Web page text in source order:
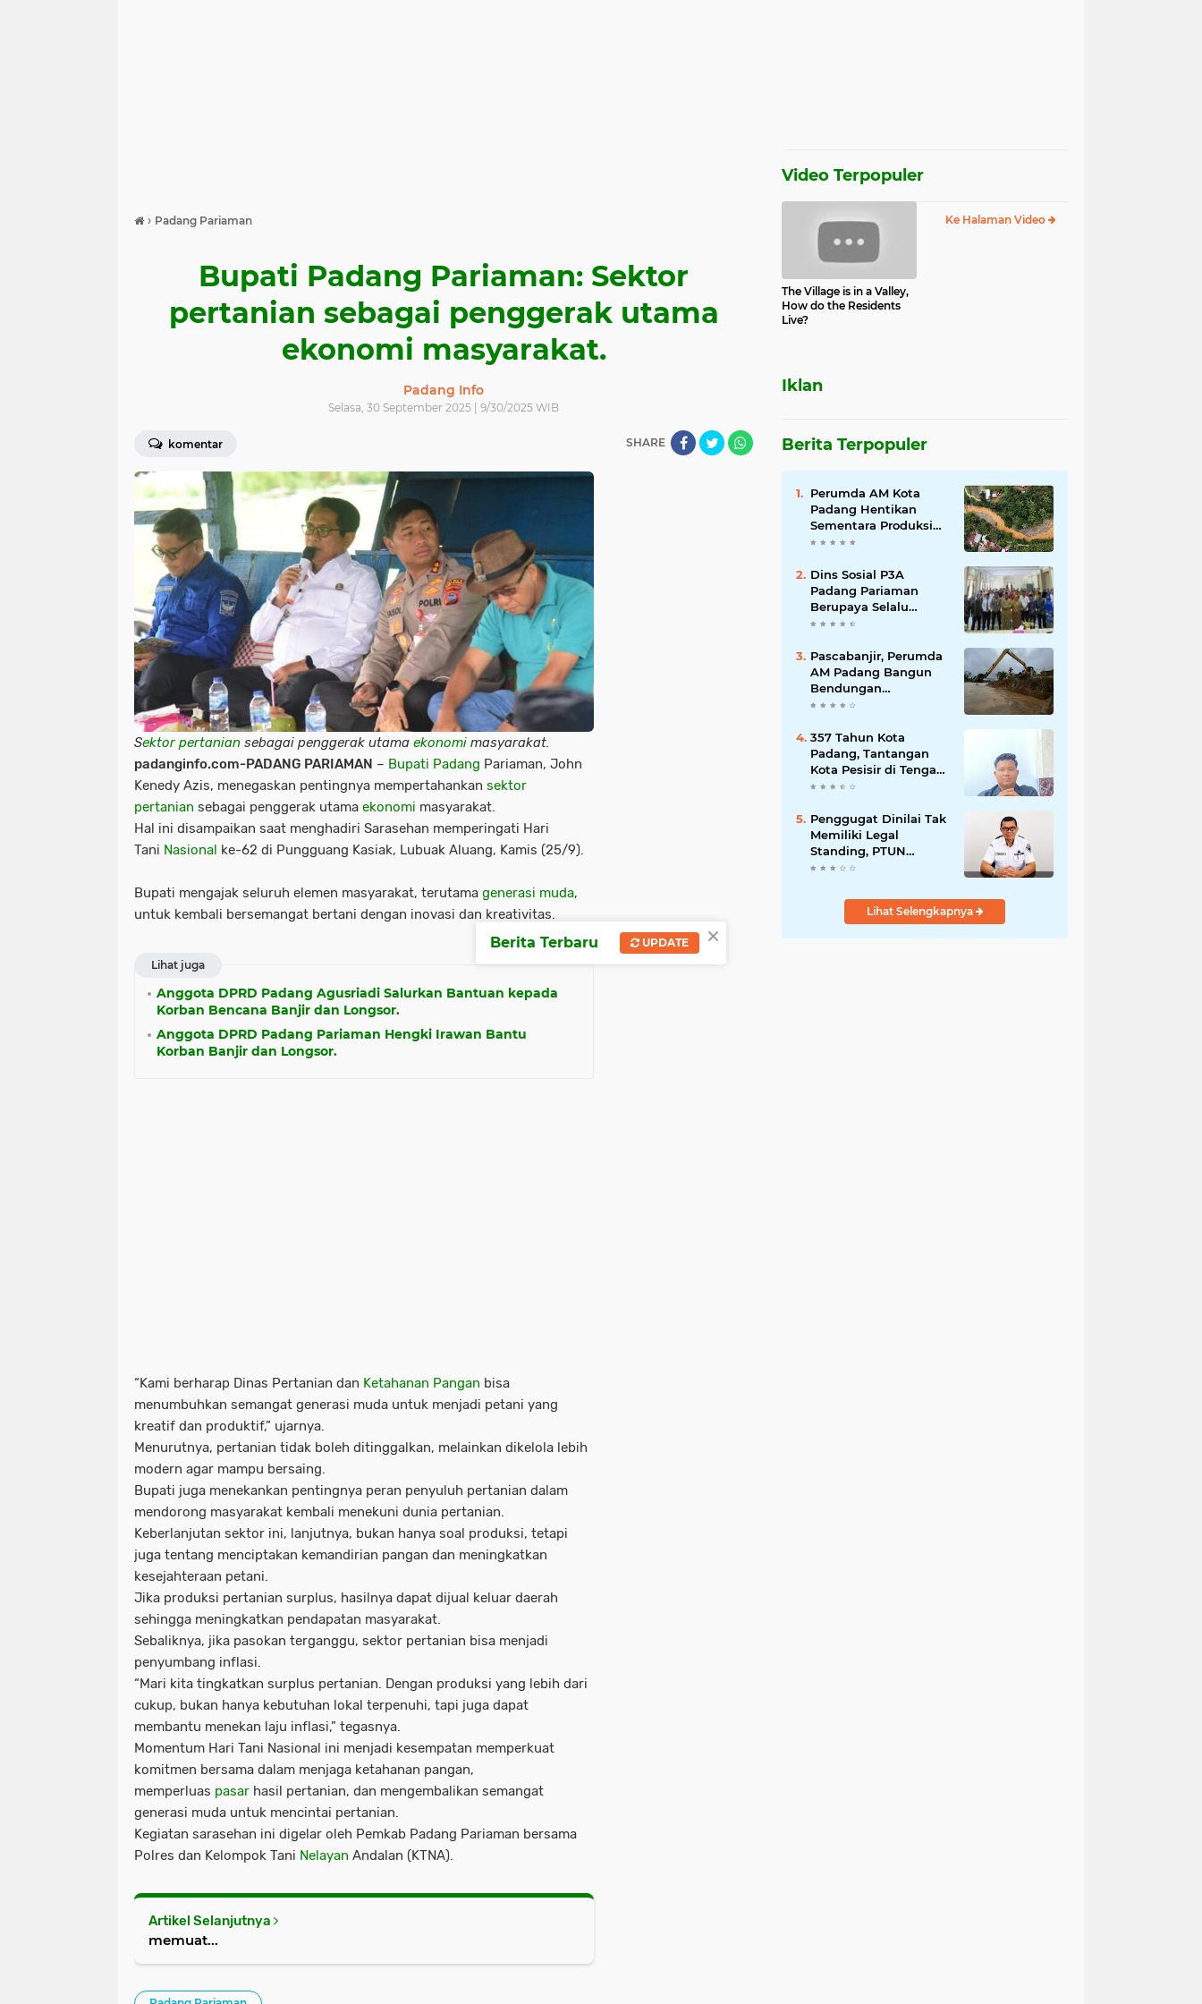
› Padang Pariaman
Bupati Padang Pariaman: Sektor
pertanian sebagai penggerak utama
ekonomi masyarakat.
Padang Info
Selasa, 30 September 2025 | 9/30/2025 WIB
komentar SHARE
Sektor pertanian sebagai penggerak utama ekonomi masyarakat.
padanginfo.com-PADANG PARIAMAN – Bupati Padang Pariaman, John
Kenedy Azis, menegaskan pentingnya mempertahankan sektor
pertanian sebagai penggerak utama ekonomi masyarakat.
Hal ini disampaikan saat menghadiri Sarasehan memperingati Hari
Tani Nasional ke-62 di Pungguang Kasiak, Lubuak Aluang, Kamis (25/9).
Bupati mengajak seluruh elemen masyarakat, terutama generasi muda,
untuk kembali bersemangat bertani dengan inovasi dan kreativitas.
Lihat juga
Anggota DPRD Padang Agusriadi Salurkan Bantuan kepada
Korban Bencana Banjir dan Longsor.
Anggota DPRD Padang Pariaman Hengki Irawan Bantu
Korban Banjir dan Longsor.
“Kami berharap Dinas Pertanian dan Ketahanan Pangan bisa
menumbuhkan semangat generasi muda untuk menjadi petani yang
kreatif dan produktif,” ujarnya.
Menurutnya, pertanian tidak boleh ditinggalkan, melainkan dikelola lebih
modern agar mampu bersaing.
Bupati juga menekankan pentingnya peran penyuluh pertanian dalam
mendorong masyarakat kembali menekuni dunia pertanian.
Keberlanjutan sektor ini, lanjutnya, bukan hanya soal produksi, tetapi
juga tentang menciptakan kemandirian pangan dan meningkatkan
kesejahteraan petani.
Jika produksi pertanian surplus, hasilnya dapat dijual keluar daerah
sehingga meningkatkan pendapatan masyarakat.
Sebaliknya, jika pasokan terganggu, sektor pertanian bisa menjadi
penyumbang inflasi.
“Mari kita tingkatkan surplus pertanian. Dengan produksi yang lebih dari
cukup, bukan hanya kebutuhan lokal terpenuhi, tapi juga dapat
membantu menekan laju inflasi,” tegasnya.
Momentum Hari Tani Nasional ini menjadi kesempatan memperkuat
komitmen bersama dalam menjaga ketahanan pangan,
memperluas pasar hasil pertanian, dan mengembalikan semangat
generasi muda untuk mencintai pertanian.
Kegiatan sarasehan ini digelar oleh Pemkab Padang Pariaman bersama
Polres dan Kelompok Tani Nelayan Andalan (KTNA).
Artikel Selanjutnya
memuat...
Video Terpopuler
The Village is in a Valley,
How do the Residents
Live?
Ke Halaman Video
Iklan
Berita Terpopuler
Perumda AM Kota
Padang Hentikan
Sementara Produksi
Akibat Air Keruh
Dins Sosial P3A
Padang Pariaman
Berupaya Selalu
Menyelesaikan
Masyarakat
Pascabanjir, Perumda
AM Padang Bangun
Bendungan
Sementara Guna
357 Tahun Kota
Padang, Tantangan
Kota Pesisir di Tengah
Bencana dan Era
Penggugat Dinilai Tak
Memiliki Legal
Standing, PTUN
Padang Nyatakan
Kapuh Utara Tidak
Lihat Selengkapnya
×
Berita Terbaru UPDATE